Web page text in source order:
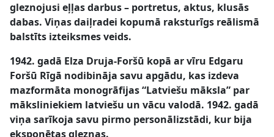
gleznojusi eļļas darbus – portretus, aktus, klusās
dabas. Viņas daiļradei kopumā raksturīgs reālismā
balstīts izteiksmes veids.
1942. gadā Elza Druja-Foršū kopā ar vīru Edgaru
Foršū Rīgā nodibināja savu apgādu, kas izdeva
mazformāta monogrāfijas “Latviešu māksla” par
māksliniekiem latviešu un vācu valodā. 1942. gadā
viņa sarīkoja savu pirmo personālizstādi, kur bija
eksponētas gleznas.